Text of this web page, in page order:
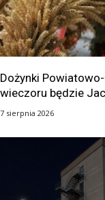
Dożynki
wieczoru będzie
7 sierpnia 2026